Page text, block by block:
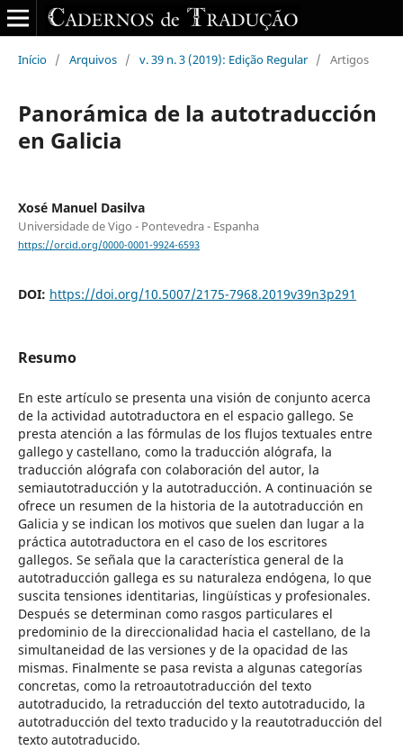
Início / Arquivos / v. 39 n. 3 (2019): Edição Regular / Artigos
Panorámica de la autotraducción
en Galicia
Xosé Manuel Dasilva
Universidade de Vigo - Pontevedra - Espanha
https://orcid.org/0000-0001-9924-6593
DOI: https://doi.org/10.5007/2175-7968.2019v39n3p291
Resumo
En este artículo se presenta una visión de conjunto acerca
de la actividad autotraductora en el espacio gallego. Se
presta atención a las fórmulas de los flujos textuales entre
gallego y castellano, como la traducción alógrafa, la
traducción alógrafa con colaboración del autor, la
semiautotraducción y la autotraducción. A continuación se
ofrece un resumen de la historia de la autotraducción en
Galicia y se indican los motivos que suelen dan lugar a la
práctica autotraductora en el caso de los escritores
gallegos. Se señala que la característica general de la
autotraducción gallega es su naturaleza endógena, lo que
suscita tensiones identitarias, lingüísticas y profesionales.
Después se determinan como rasgos particulares el
predominio de la direccionalidad hacia el castellano, de la
simultaneidad de las versiones y de la opacidad de las
mismas. Finalmente se pasa revista a algunas categorías
concretas, como la retroautotraducción del texto
autotraducido, la retraducción del texto autotraducido, la
autotraducción del texto traducido y la reautotraducción del
texto autotraducido.